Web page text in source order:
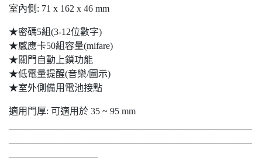
室內側: 71 x 162 x 46 mm
★密碼5組(3-12位數字)
★感應卡50組容量(mifare)
★關門自動上鎖功能
★低電量提醒(音樂/圖示)
★室外側備用電池接點
適用門厚: 可適用於 35 ~ 95 mm